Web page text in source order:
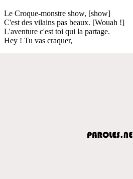
Le Croque-monstre show, [show]
C'est des vilains pas beaux. [Wouah !]
L'aventure c'est toi qui la partage.
Hey ! Tu vas craquer,